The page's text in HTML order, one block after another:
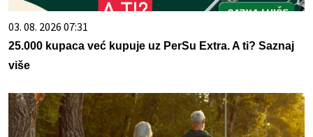
03. 08. 2026 07:31
25.000 kupaca već kupuje uz PerSu Extra. A ti? Saznaj
više